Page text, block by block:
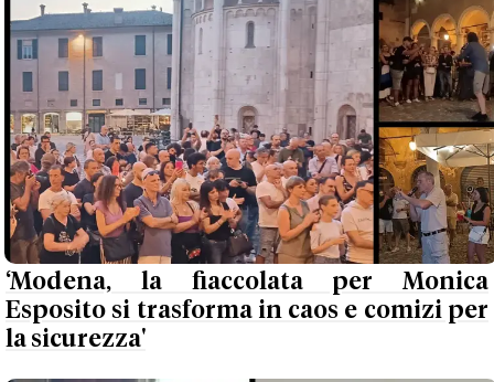
‘Modena, la fiaccolata per Monica
Esposito si trasforma in caos e comizi per
la sicurezza'